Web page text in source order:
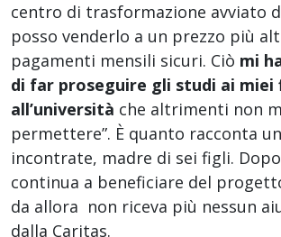
centro di trasformazione avviato
posso venderlo a un prezzo più
pagamenti mensili sicuri. Ciò mi
di far proseguire gli studi ai miei
all’università che altrimenti non
permettere”. È quanto racconta
incontrate, madre di sei figli.
continua a beneficiare del
da allora non riceva più nessun
dalla Caritas.